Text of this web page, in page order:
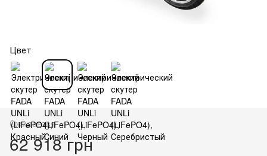
Цвет
Ожидается
62 918 грн